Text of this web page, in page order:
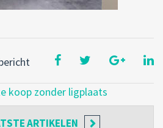
koop zonder ligplaats
ARTIKELEN